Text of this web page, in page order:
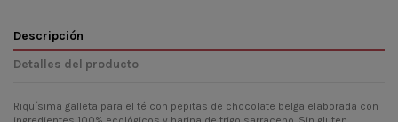
Descripción
Detalles del producto
Riquísima galleta para el té con pepitas de chocolate belga elaborada con